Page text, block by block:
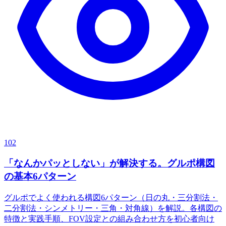
102
「なんかパッとしない」が解決する。グルポ構図
の基本6パターン
グルポでよく使われる構図6パターン（日の丸・三分割法・
二分割法・シンメトリー・三角・対角線）を解説。各構図の
特徴と実践手順、FOV設定との組み合わせ方を初心者向け